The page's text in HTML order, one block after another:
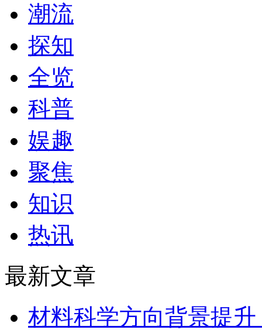
潮流
探知
全览
科普
娱趣
聚焦
知识
热讯
最新文章
材料科学方向背景提